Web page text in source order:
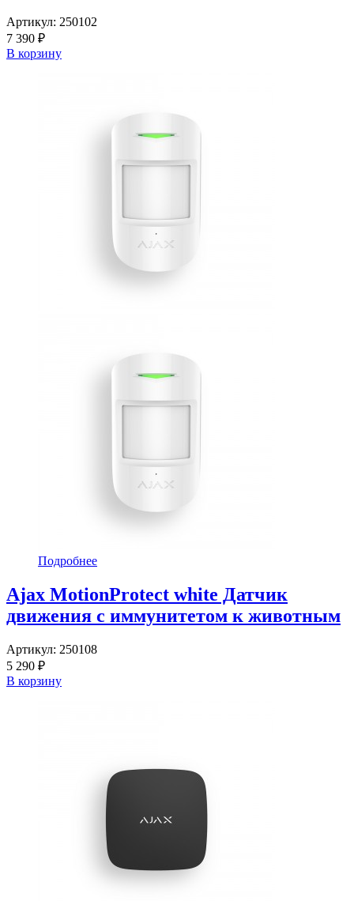
Артикул: 250102
7 390 ₽
В корзину
Подробнее
Ajax MotionProtect white Датчик
движения с иммунитетом к животным
Артикул: 250108
5 290 ₽
В корзину